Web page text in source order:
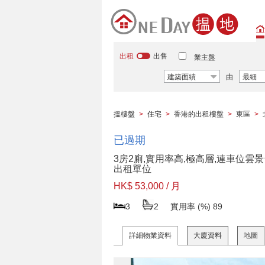
出租 出售 業主盤
建築面績 由 最細
搵樓盤 > 住宅 > 香港的出租樓盤 > 東區 >
已過期
3房2廁,實用率高,極高層,連車位雲
出租單位
HK$ 53,000 / 月
3 2 實用率 (%) 89
詳細物業資料 大廈資料 地圖